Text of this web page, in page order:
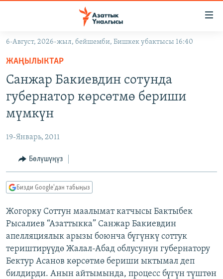
Навигацияга
өтүңүз
Издөөгө
салыңызКЫРГЫЗСТАН
МАДАНИЯТ
ДҮЙНӨ
УКРАИНА
ТВ ПРОГРАММАЛАР
БҮГҮН АЗАТТЫКТА
ДАНИСТЕ
АЗАТТЫК+
ЫҢГАЙСЫЗ СУРООЛОР
ПОДКАСТ
6-Август, 2026-жыл, бейшемби, Бишкек убактысы 16:40
ЖАҢЫЛЫКТАР
Санжар Бакиевдин сотунда
губернатор көрсөтмө бериши
мүмкүн
19-Январь, 2011
Бөлүшүңүз
Бизди Google'дан табыңыз
Жогорку Соттун маалымат катчысы Бактыбек
Рысалиев “Азаттыкка” Санжар Бакиевдин
апелляциялык арызы боюнча бүгүнкү соттук
териштирүүдө Жалал-Абад облусунун губернатору
Бектур Асанов көрсөтмө бериши ыктымал деп
билдирди. Анын айтымында, процесс бүгүн түштөн